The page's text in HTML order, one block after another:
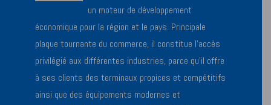
un moteur de développement
économique pour la région et le pays. Principale
plaque tournante du commerce, il constitue l’accès
privilégié aux différentes industries, parce qu’il offre
à ses clients des terminaux propices et compétitifs
ainsi que des équipements modernes et